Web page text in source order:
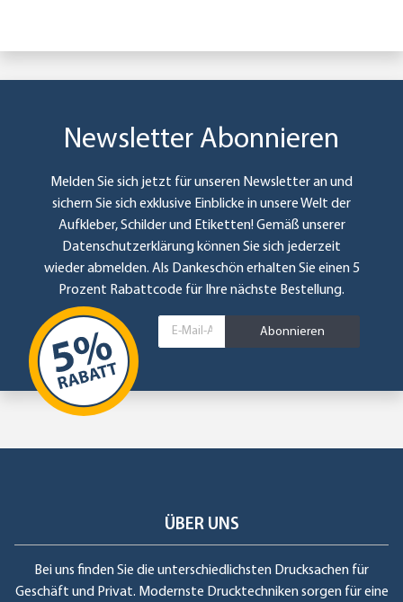
Newsletter Abonnieren
Melden Sie sich jetzt für unseren Newsletter an und
sichern Sie sich exklusive Einblicke in unsere Welt der
Aufkleber, Schilder und Etiketten! Gemäß unserer
Datenschutzerklärungkönnen Sie sich jederzeit
wieder abmelden. Als Dankeschön erhalten Sie einen 5
Prozent Rabattcode für Ihre nächste Bestellung.
Abonnieren
ÜBER UNS
Bei uns finden Sie die unterschiedlichsten Drucksachen für
Geschäft und Privat. Modernste Drucktechniken sorgen für eine